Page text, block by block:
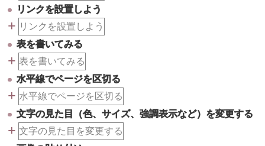
リンクを設置しよう
+ リンクを設置しよう
表を書いてみる
+ 表を書いてみる
水平線でページを区切る
+ 水平線でページを区切る
文字の見た目（色、サイズ、強調表示など）を変更する
+ 文字の見た目を変更する